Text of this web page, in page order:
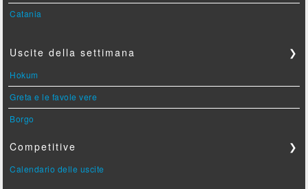
Catania
Uscite della settimana ❯
Hokum
Greta e le favole vere
Borgo
Competitive ❯
Calendario delle uscite